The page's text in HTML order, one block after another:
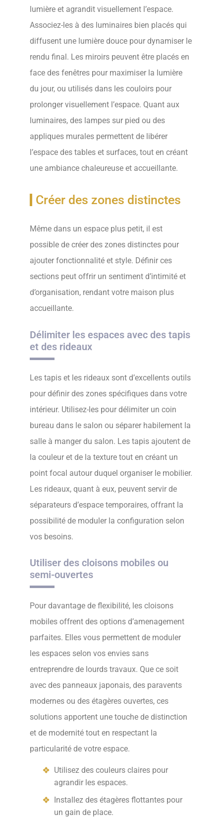
lumière et agrandit visuellement l’espace.
Associez-les à des luminaires bien placés qui
diffusent une lumière douce pour dynamiser le
rendu final. Les miroirs peuvent être placés en
face des fenêtres pour maximiser la lumière
du jour, ou utilisés dans les couloirs pour
prolonger visuellement l’espace. Quant aux
luminaires, des lampes sur pied ou des
appliques murales permettent de libérer
l’espace des tables et surfaces, tout en créant
une ambiance chaleureuse et accueillante.
Créer des zones distinctes
Même dans un espace plus petit, il est
possible de créer des zones distinctes pour
ajouter fonctionnalité et style. Définir ces
sections peut offrir un sentiment d’intimité et
d’organisation, rendant votre maison plus
accueillante.
Délimiter les espaces avec des tapis
et des rideaux
Les tapis et les rideaux sont d’excellents outils
pour définir des zones spécifiques dans votre
intérieur. Utilisez-les pour délimiter un coin
bureau dans le salon ou séparer habilement la
salle à manger du salon. Les tapis ajoutent de
la couleur et de la texture tout en créant un
point focal autour duquel organiser le mobilier.
Les rideaux, quant à eux, peuvent servir de
séparateurs d’espace temporaires, offrant la
possibilité de moduler la configuration selon
vos besoins.
Utiliser des cloisons mobiles ou
semi-ouvertes
Pour davantage de flexibilité, les cloisons
mobiles offrent des options d’amenagement
parfaites. Elles vous permettent de moduler
les espaces selon vos envies sans
entreprendre de lourds travaux. Que ce soit
avec des panneaux japonais, des paravents
modernes ou des étagères ouvertes, ces
solutions apportent une touche de distinction
et de modernité tout en respectant la
particularité de votre espace.
Utilisez des couleurs claires pour
agrandir les espaces.
Installez des étagères flottantes pour
un gain de place.